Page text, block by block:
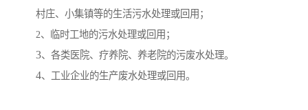
村庄、小集镇等的生活污水处理或回用；
2、临时工地的污水处理或回用；
3、各类医院、疗养院、养老院的污废水处理。
4、工业企业的生产废水处理或回用。